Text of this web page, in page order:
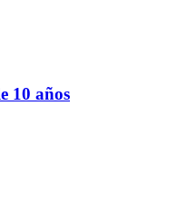
10 años